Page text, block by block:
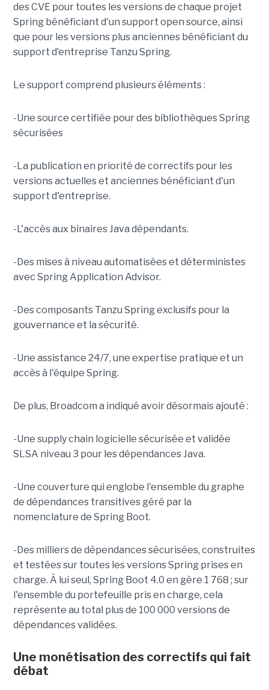
des CVE pour toutes les versions de chaque projet
Spring bénéficiant d'un support open source, ainsi
que pour les versions plus anciennes bénéficiant du
support d’entreprise Tanzu Spring.
Le support comprend plusieurs éléments :
-Une source certifiée pour des bibliothèques Spring
sécurisées
-La publication en priorité de correctifs pour les
versions actuelles et anciennes bénéficiant d'un
support d'entreprise.
-L'accès aux binaires Java dépendants.
-Des mises à niveau automatisées et déterministes
avec Spring Application Advisor.
-Des composants Tanzu Spring exclusifs pour la
gouvernance et la sécurité.
-Une assistance 24/7, une expertise pratique et un
accès à l'équipe Spring.
De plus, Broadcom a indiqué avoir désormais ajouté :
-Une supply chain logicielle sécurisée et validée
SLSA niveau 3 pour les dépendances Java.
-Une couverture qui englobe l'ensemble du graphe
de dépendances transitives géré par la
nomenclature de Spring Boot.
-Des milliers de dépendances sécurisées, construites
et testées sur toutes les versions Spring prises en
charge. À lui seul, Spring Boot 4.0 en gère 1 768 ; sur
l'ensemble du portefeuille pris en charge, cela
représente au total plus de 100 000 versions de
dépendances validées.
Une monétisation des correctifs qui fait
débat